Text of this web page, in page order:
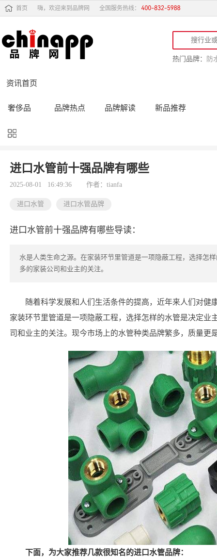
首页 嗨，欢迎来到品牌网 全国服务热线：
热门品牌： 防
资讯首页
奢侈品 品牌热点 品牌解读 新品推荐
品牌黑榜
品牌导购 专家点评 精彩点评
进口水管前十强品牌有哪些
2025-08-01 16:49:36 作者：tianfa
进口水管 进口水管品牌
进口水管前十强品牌有哪些导读：
水是人类生命之源。在家装环节里管道是一项隐蔽工程，选择怎
多的家装公司和业主的关注。
随着科学发展和人们生活条件的提高，近年来人们对
家装环节里管道是一项隐蔽工程，选择怎样的水管是决定
司和业主的关注。现今市场上的水管种类品牌繁多，质量更
下面，为大家推荐几款很知名的进口水管品牌：